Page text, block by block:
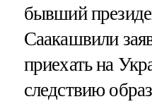
бывший
Саакашвили
приехать на
следствию